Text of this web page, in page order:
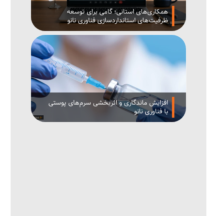
همکاری‌های استانی؛ گامی برای توسعه
ظرفیت‌های استانداردسازی فناوری نانو
افزایش ماندگاری و اثربخشی سرم‌های پوستی
با فناوری نانو